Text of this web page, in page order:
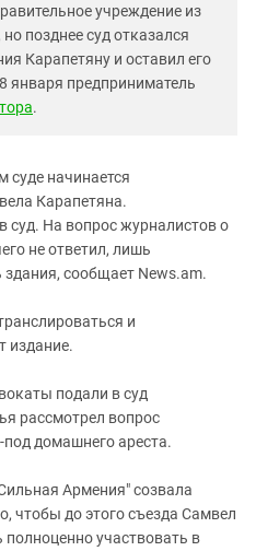
учреждение из
позднее суд отказался
Карапетяну и оставил его
января предприниматель
.
суде начинается
Карапетяна.
суд. На вопрос журналистов о
не ответил, лишь
сообщает News.am.
и
издание.
подали в суд
рассмотрел вопрос
домашнего ареста.
Армения" созвала
чтобы до этого съезда Самвел
участвовать в